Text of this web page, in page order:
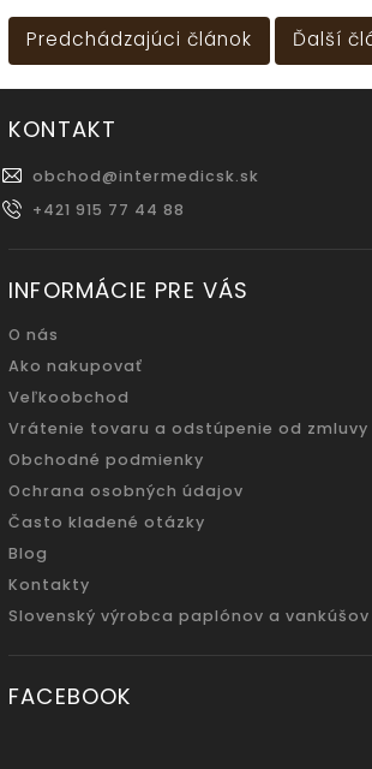
Predchádzajúci článok Ďalší
KONTAKT
obchod@intermedicsk.sk
+421 915 77 44 88
INFORMÁCIE PRE VÁS
O nás
Ako nakupovať
Veľkoobchod
Vrátenie tovaru a odstúpenie od zmluvy
Obchodné podmienky
Ochrana osobných údajov
Často kladené otázky
Blog
Kontakty
Slovenský výrobca paplónov a vankúšov
FACEBOOK